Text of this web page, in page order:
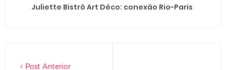
Juliette Bistrô Art Déco: conexão Rio-Paris
Post Anterior